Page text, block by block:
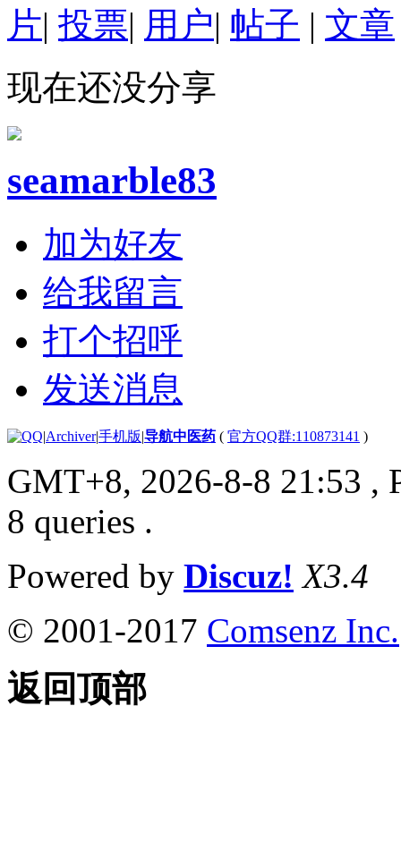
片| 投票| 用户| 帖子 | 文章
现在还没分享
seamarble83
加为好友
给我留言
打个招呼
发送消息
|Archiver|手机版|导航中医药 ( 官方QQ群:110873141 )
GMT+8, 2026-8-8 21:53 ,
8 queries .
Powered by Discuz! X3.4
© 2001-2017 Comsenz Inc.
返回顶部